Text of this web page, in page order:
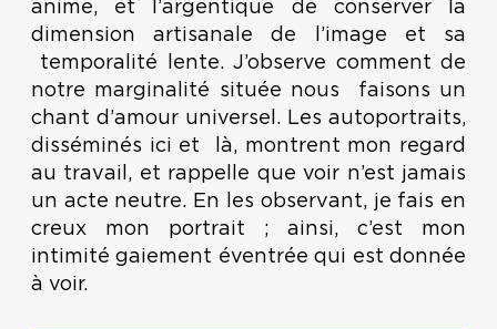
anime, et l’argentique de conserver la
dimension artisanale de l’image et sa
temporalité lente. J’observe comment de
notre marginalité située nous faisons un
chant d’amour universel. Les autoportraits,
disséminés ici et là, montrent mon regard
au travail, et rappelle que voir n’est jamais
un acte neutre. En les observant, je fais en
creux mon portrait ; ainsi, c’est mon
intimité gaiement éventrée qui est donnée
à voir.